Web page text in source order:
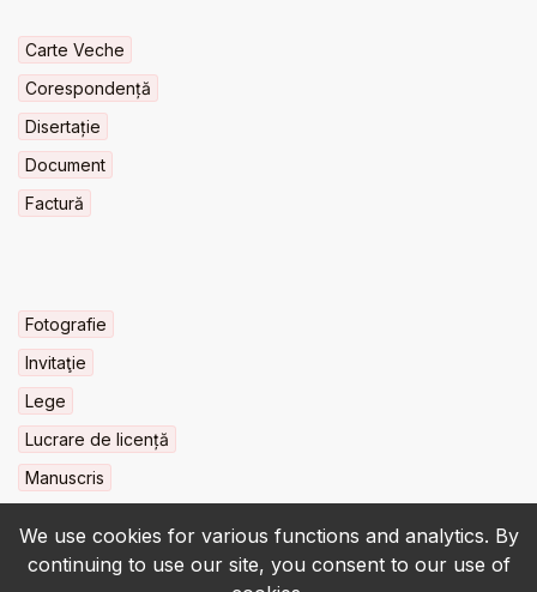
We use cookies for various functions and analytics. By
continuing to use our site, you consent to our use of
Carte Veche
Corespondență
Disertație
Document
Factură
Fotografie
Invitaţie
Lege
Lucrare de licență
Manuscris